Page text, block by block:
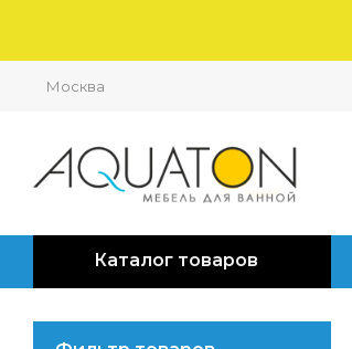
Москва
Каталог товаров